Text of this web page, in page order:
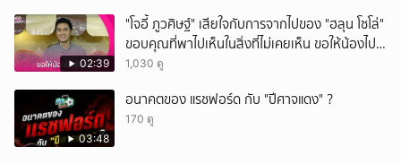
02:39
"โจอี้ ภูวศิษฐ์" เสียใจกับการจากไปของ "ฮลุน โซโล่"
ขอบคุณที่พาไปเห็นในสิ่งที่ไม่เคยเห็น ขอให้น้องไปสู่
สุคติ
1,030 ดู
03:48
อนาคตของ แรชฟอร์ด กับ "ปีศาจแดง" ?
170 ดู